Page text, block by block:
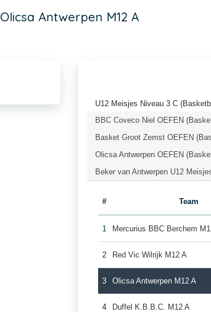
Olicsa Antwerpen M12 A
U12 Meisjes Niveau 3 C
BBC Coveco Niel OEFEN
Basket Groot Zemst OEFEN
Olicsa Antwerpen OEFEN
Beker van Antwerpen U12
# Team
1 Mercurius BBC Berchem
2 Red Vic Wilrijk M12 A
3 Olicsa Antwerpen M12 A
4 Duffel K.B.B.C. M12 A